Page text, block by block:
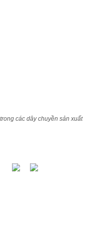
các dây chuyền sản xuất